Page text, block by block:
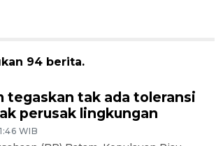
94 berita.
tegaskan tak ada toleransi
perusak lingkungan
WIB